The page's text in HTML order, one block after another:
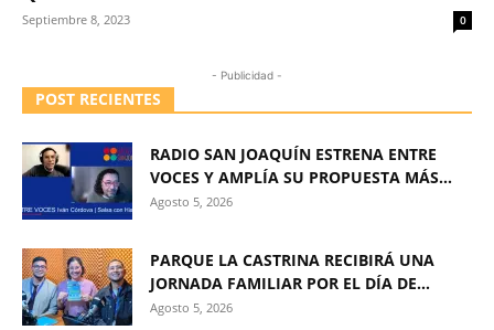
Septiembre 8, 2023 0
- Publicidad -
POST RECIENTES
RADIO SAN JOAQUÍN ESTRENA ENTRE
VOCES Y AMPLÍA SU PROPUESTA MÁS...
Agosto 5, 2026
PARQUE LA CASTRINA RECIBIRÁ UNA
JORNADA FAMILIAR POR EL DÍA DE...
Agosto 5, 2026